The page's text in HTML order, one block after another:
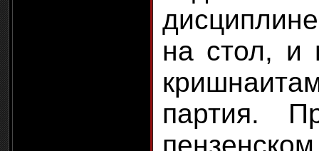
на стол, и
партия.